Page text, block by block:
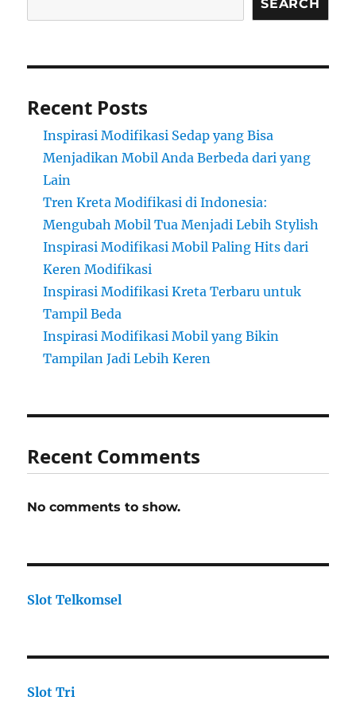
SEARCH
Recent Posts
Inspirasi Modifikasi Sedap yang Bisa
Menjadikan Mobil Anda Berbeda dari yang
Lain
Tren Kreta Modifikasi di Indonesia:
Mengubah Mobil Tua Menjadi Lebih Stylish
Inspirasi Modifikasi Mobil Paling Hits dari
Keren Modifikasi
Inspirasi Modifikasi Kreta Terbaru untuk
Tampil Beda
Inspirasi Modifikasi Mobil yang Bikin
Tampilan Jadi Lebih Keren
Recent Comments
No comments to show.
Slot Telkomsel
Slot Tri